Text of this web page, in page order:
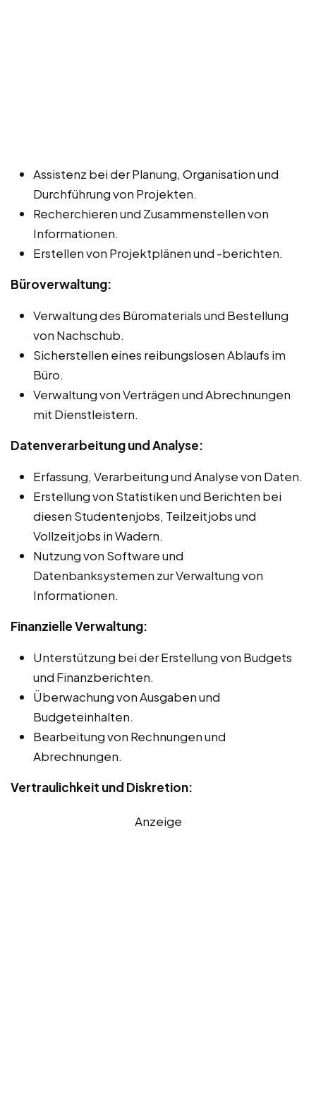
Assistenz bei der Planung, Organisation und
Durchführung von Projekten.
Recherchieren und Zusammenstellen von
Informationen.
Erstellen von Projektplänen und -berichten.
Büroverwaltung:
Verwaltung des Büromaterials und Bestellung
von Nachschub.
Sicherstellen eines reibungslosen Ablaufs im
Büro.
Verwaltung von Verträgen und Abrechnungen
mit Dienstleistern.
Datenverarbeitung und Analyse:
Erfassung, Verarbeitung und Analyse von Daten.
Erstellung von Statistiken und Berichten bei
diesen Studentenjobs, Teilzeitjobs und
Vollzeitjobs in Wadern.
Nutzung von Software und
Datenbanksystemen zur Verwaltung von
Informationen.
Finanzielle Verwaltung:
Unterstützung bei der Erstellung von Budgets
und Finanzberichten.
Überwachung von Ausgaben und
Budgeteinhalten.
Bearbeitung von Rechnungen und
Abrechnungen.
Vertraulichkeit und Diskretion:
Anzeige